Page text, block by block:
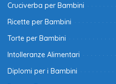
Cruciverba per Bambini
Ricette per Bambini
Torte per Bambini
Intolleranze Alimentari
Diplomi per i Bambini